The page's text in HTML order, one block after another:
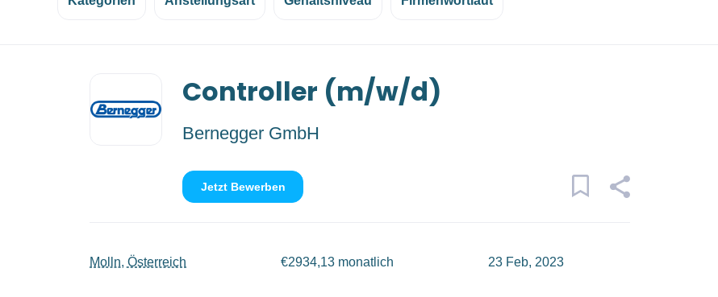
list
Controller (m/w/d)
Bernegger GmbH
Jetzt Bewerben
Molln, Österreich €2934,13 monatlich 23 Feb, 2023